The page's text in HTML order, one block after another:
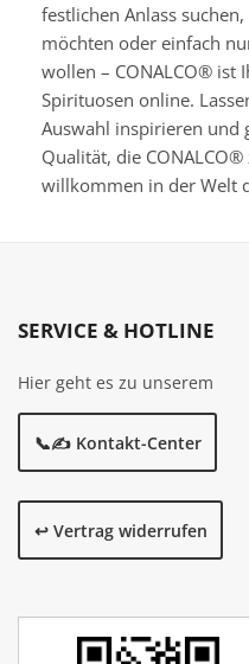
festlichen Anlass
möchten oder einfach
wollen – CONALCO® ist
Spirituosen online.
Auswahl inspirieren und
Qualität, die
willkommen in der Welt
SERVICE & HOTLINE
Hier geht es zu unserem
📞✍️ Kontakt-Center
↩️ Vertrag widerrufen